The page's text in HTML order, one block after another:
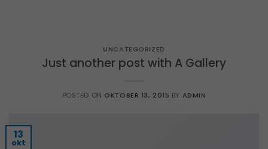
UNCATEGORIZED
Just another post with A Gallery
POSTED ON OKTOBER 13, 2015 BY ADMIN
13
okt